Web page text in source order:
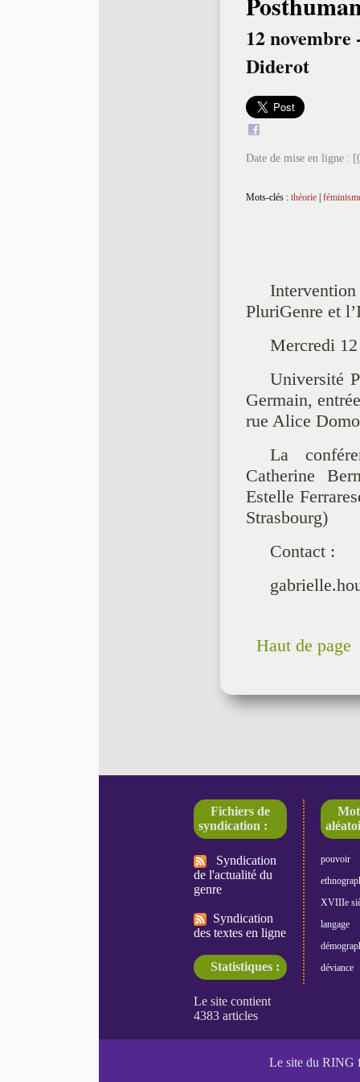
12 novembre
Diderot
Date de mise en ligne :
Mots-clés : théorie|
PluriGenre et
Mercredi
Université
Germain,
rue Alice
La
Catherine
Estelle
Strasbourg)
Contact :
Haut de page
Fichiers de
syndication :
Syndication
de l'actualité du
genre
Syndication
des textes en ligne
Statistiques :
pouvoir
XVIIIe
langage
déviance
Le site du RING